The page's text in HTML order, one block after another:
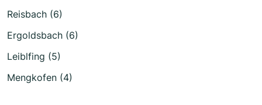
Reisbach (6)
Ergoldsbach (6)
Leiblfing (5)
Mengkofen (4)